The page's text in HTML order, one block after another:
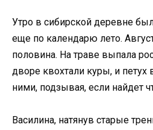
Утро в сибирской деревне
еще по календарю лето.
половина. На траве выпала
дворе квохтали куры, и
ними, подзывая, если найдет
Василина, натянув старые